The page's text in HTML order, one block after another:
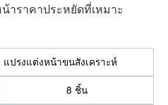
าราคาประหยัดที่เหมาะ
แปรงแต่งหน้าขนสังเคราะห์
8 ชิ้น